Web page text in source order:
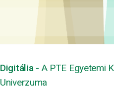
Digitália - A PTE Egyetemi
Univerzuma